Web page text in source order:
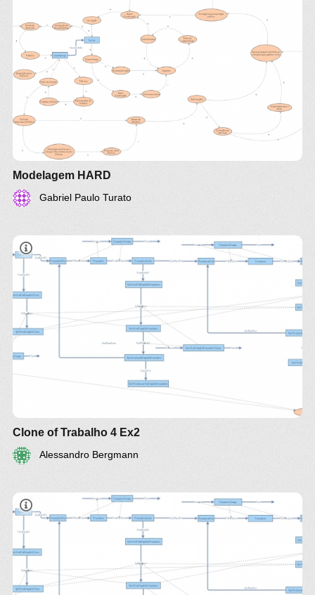
Integrantes:
Lucca Di Bastiani
Gabriel Paulo Turato
Felipe Silva do Nascimento
Kaique Chiovetto Siqueira
Modelagem HARD
Gabriel Paulo Turato
Clone of Trabalho 4 Ex2
Alessandro Bergmann